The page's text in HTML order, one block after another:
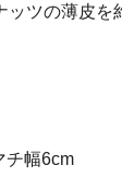
ツの薄皮を
幅6cm